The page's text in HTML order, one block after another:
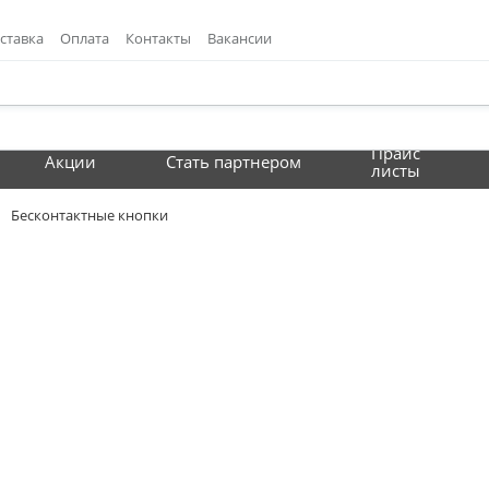
Оплата Контакты Вакансии
Акции Стать партнером
Прайс
листы
Бесконтактные кнопки